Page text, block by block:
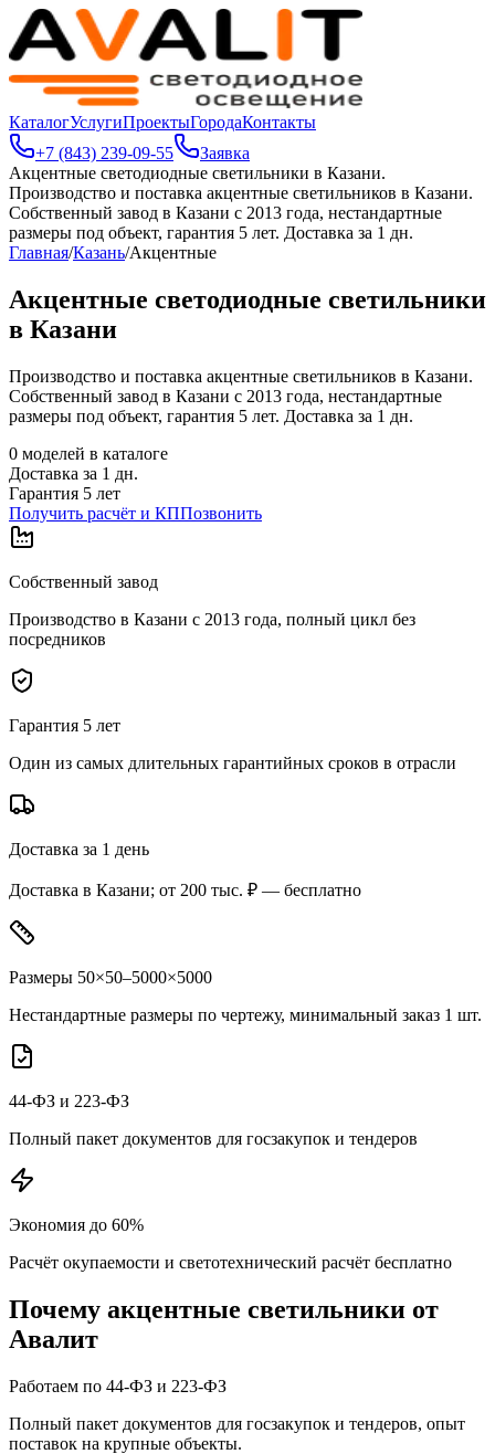
КаталогУслугиПроектыГородаКонтакты
+7 (843) 239-09-55
Заявка
Акцентные светодиодные светильники в Казани.
Производство и поставка акцентные светильников в Казани.
Собственный завод в Казани с 2013 года, нестандартные
размеры под объект, гарантия 5 лет. Доставка за 1 дн.
Главная/Казань/Акцентные
Акцентные светодиодные светильники
в Казани
Производство и поставка акцентные светильников в Казани.
Собственный завод в Казани с 2013 года, нестандартные
размеры под объект, гарантия 5 лет. Доставка за 1 дн.
0 моделей в каталоге
Доставка за 1 дн.
Гарантия 5 лет
Получить расчёт и КППозвонить
Собственный завод
Производство в Казани с 2013 года, полный цикл без
посредников
Гарантия 5 лет
Один из самых длительных гарантийных сроков в отрасли
Доставка за 1 день
Доставка в Казани; от 200 тыс. ₽ — бесплатно
Размеры 50×50–5000×5000
Нестандартные размеры по чертежу, минимальный заказ 1 шт.
44-ФЗ и 223-ФЗ
Полный пакет документов для госзакупок и тендеров
Экономия до 60%
Расчёт окупаемости и светотехнический расчёт бесплатно
Почему акцентные светильники от
Авалит
Работаем по 44-ФЗ и 223-ФЗ
Полный пакет документов для госзакупок и тендеров, опыт
поставок на крупные объекты.